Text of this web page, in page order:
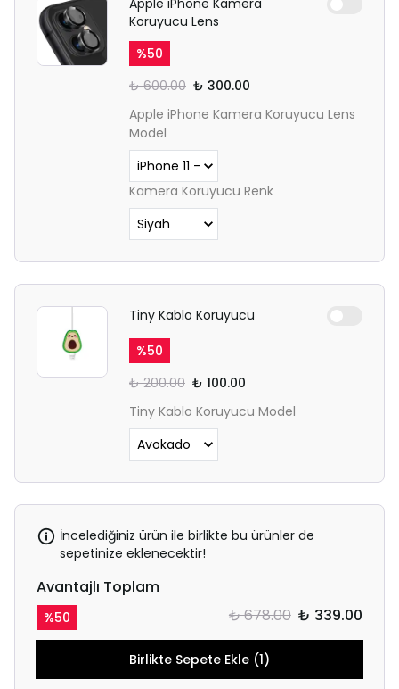
Apple iPhone Kamera
Koruyucu Lens
%50
₺ 600.00 ₺ 300.00
Apple iPhone Kamera Koruyucu Lens
Model
Kamera Koruyucu Renk
Tiny Kablo Koruyucu
%50
₺ 200.00 ₺ 100.00
Tiny Kablo Koruyucu Model
İncelediğiniz ürün ile birlikte bu ürünler de
sepetinize eklenecektir!
Avantajlı Toplam
%50 ₺ 678.00 ₺ 339.00
Birlikte Sepete Ekle (1)